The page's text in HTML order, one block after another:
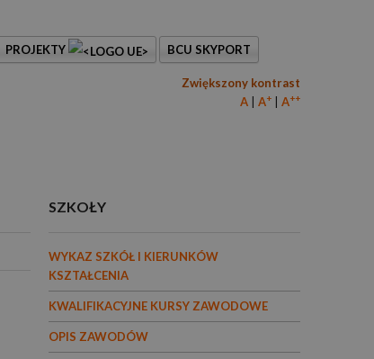
PROJEKTY
BCU SKYPORT
Zwiększony kontrast
A
A+ A++
SZKOŁY
WYKAZ SZKÓŁ I KIERUNKÓW
KSZTAŁCENIA
KWALIFIKACYJNE KURSY ZAWODOWE
OPIS ZAWODÓW